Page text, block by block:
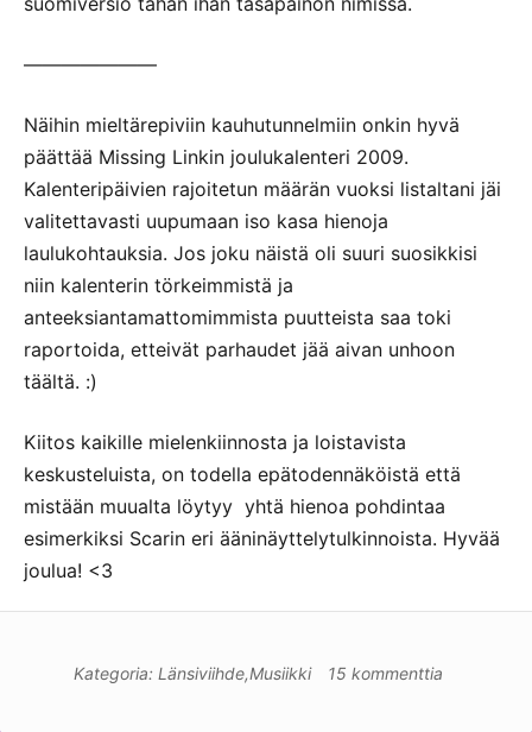
———————
Näihin mieltärepiviin kauhutunnelmiin onkin hyvä
päättää Missing Linkin joulukalenteri 2009.
Kalenteripäivien rajoitetun määrän vuoksi listaltani jäi
valitettavasti uupumaan iso kasa hienoja
laulukohtauksia. Jos joku näistä oli suuri suosikkisi
niin kalenterin törkeimmistä ja
anteeksiantamattomimmista puutteista saa toki
raportoida, etteivät parhaudet jää aivan unhoon
täältä. :)
Kiitos kaikille mielenkiinnosta ja loistavista
keskusteluista, on todella epätodennäköistä että
mistään muualta löytyy yhtä hienoa pohdintaa
esimerkiksi Scarin eri ääninäyttelytulkinnoista. Hyvää
joulua! <3
Kategoria: Länsiviihde,Musiikki 15 kommenttia